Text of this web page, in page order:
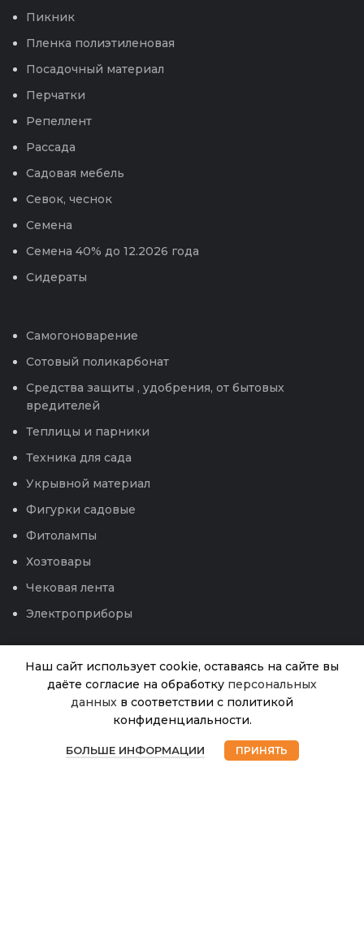
Пикник
Пленка полиэтиленовая
Посадочный материал
Перчатки
Репеллент
Рассада
Садовая мебель
Севок, чеснок
Семена
Семена 40% до 12.2026 года
Сидераты
Самогоноварение
Сотовый поликарбонат
Средства защиты , удобрения, от бытовых
вредителей
Теплицы и парники
Техника для сада
Укрывной материал
Фигурки садовые
Фитолампы
Хозтовары
Чековая лента
Электроприборы
Наш сайт использует cookie, оставаясь на сайте вы
даёте согласие на обработку персональных
данных в соответствии с политикой
конфиденциальности.
БОЛЬШЕ ИНФОРМАЦИИ ПРИНЯТЬ
«Гроссо» 58л с
300.00₽
В
наличии
Магазин Избранное Корзина Мой аккаунт